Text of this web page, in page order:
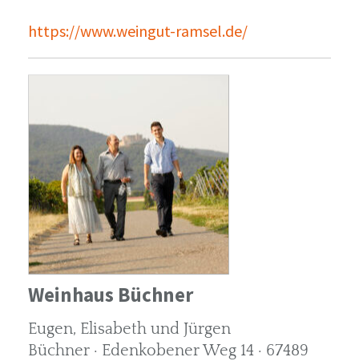
https://www.weingut-ramsel.de/
Weinhaus Büchner
Eugen, Elisabeth und Jürgen
Büchner · Edenkobener Weg 14 · 67489